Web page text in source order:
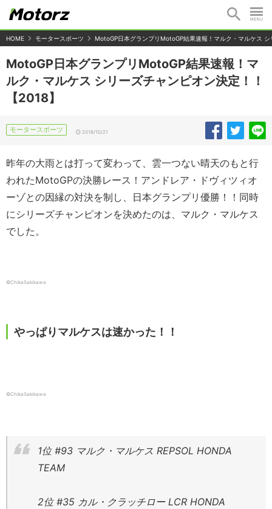
HOME モータースポーツ MotoGP日本グランプリMotoGP結果速報！マルク・マルケス
MotoGP日本グランプリMotoGP結果速報！マ
ルク・マルケス シリーズチャンピオン決定！！
【2018】
モータースポーツ 2018/10/21
昨年の大雨とは打って変わって、雲一つない晴天のもと行
われたMotoGPの決勝レース！アンドレア・ドヴィツィオ
ーゾとの因縁の対決を制し、日本グランプリ優勝！！同時
にシリーズチャンピオンを決めたのは、マルク・マルケス
でした。
©ChikaSakikawa
やっぱりマルケスは速かった！！
©ChikaSakikawa
1位 #93 マルク・マルケス REPSOL HONDA
TEAM
2位 #35 カル・クラッチロー LCR HONDA